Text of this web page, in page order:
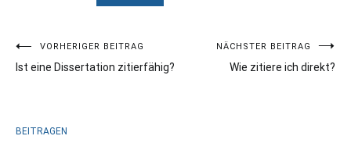
Beitragsnavigation
VORHERIGER BEITRAG
Ist eine Dissertation zitierfähig?
NÄCHSTER BEITRAG
Wie zitiere ich direkt?
BEITRAGEN